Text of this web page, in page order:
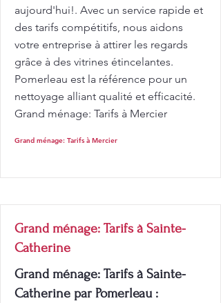
aujourd'hui!. Avec un service rapide et
des tarifs compétitifs, nous aidons
votre entreprise à attirer les regards
grâce à des vitrines étincelantes.
Pomerleau est la référence pour un
nettoyage alliant qualité et efficacité.
Grand ménage: Tarifs à Mercier
Grand ménage: Tarifs à Mercier
Grand ménage: Tarifs à Sainte-
Catherine
Grand ménage: Tarifs à Sainte-
Catherine par Pomerleau :